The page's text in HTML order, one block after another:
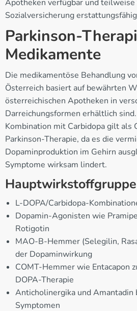
Apotheken verfügbar und teilweise
Sozialversicherung
Parkinson-
Medikamente
Die medikamentöse Behandlung
Österreich basiert auf bewährten
österreichischen Apotheken in
Darreichungsformen erhältlich
Kombination mit Carbidopa gilt als
Parkinson-Therapie, da es die
Dopaminproduktion im Gehirn
Symptome wirksam lindert.
L-DOPA/Carbidopa-
Dopamin-Agonisten wie
Rotigotin
MAO-B-Hemmer (Selegilin,
der Dopaminwirkung
COMT-Hemmer wie Entacapon
DOPA-Therapie
Anticholinergika und Amantadin
Symptomen